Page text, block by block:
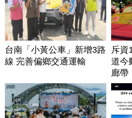
台南「小黃公車」新增3路
線 完善偏鄉交通運輸
斥資
道今
廊帶